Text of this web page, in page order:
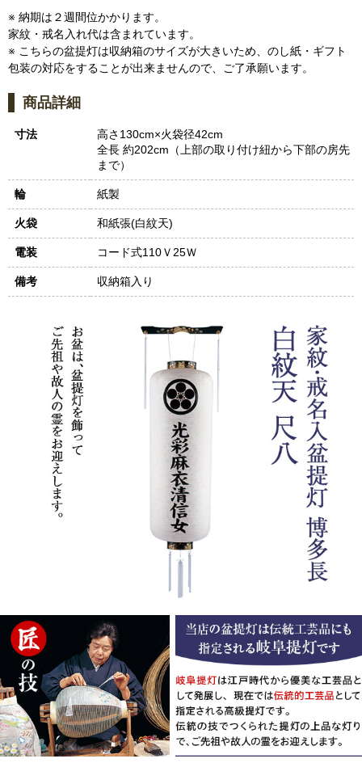
※ 納期は２週間位かかります。
家紋・戒名入れ代は含まれています。
※ こちらの盆提灯は収納箱のサイズが大きいため、のし紙・ギフト
包装の対応をすることが出来ませんので、ご了承願います。
商品詳細
寸法
高さ130cm×火袋径42cm
全長 約202cm（上部の取り付け紐から下部の房先
まで）
輪 紙製
火袋 和紙張(白紋天)
電装 コード式110Ｖ25Ｗ
備考 収納箱入り